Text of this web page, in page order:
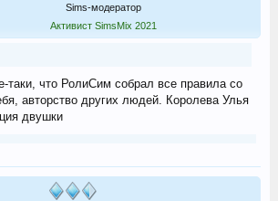
Sims-модератор
Активист SimsMix 2021
таки, что РолиСим собрал все правила со
авторство других людей. Королева Улья
двушки